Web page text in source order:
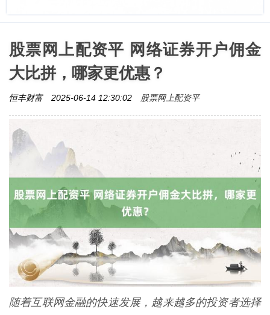
股票网上配资平 网络证券开户佣金
大比拼，哪家更优惠？
恒丰财富 2025-06-14 12:30:02 股票网上配资平
随着互联网金融的快速发展，越来越多的投资者选择